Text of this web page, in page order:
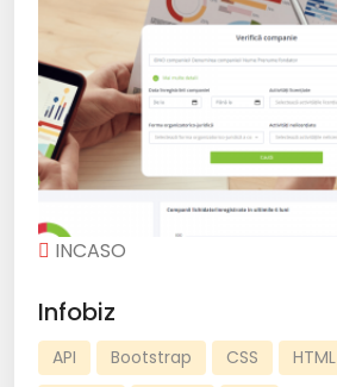
INCASO
Infobiz
API Bootstrap CSS HTML